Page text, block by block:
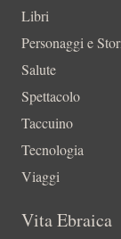
Libri
Personaggi e
Salute
Spettacolo
Taccuino
Tecnologia
Viaggi
Vita Ebraica